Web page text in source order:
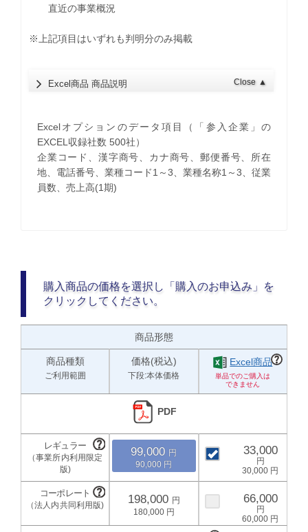
直近の事業概況
※上記項目はいずれも判明分のみ掲載
Excel商品 商品説明 Close ▲
Excelオプションのデータ項目（「参入企業」の
EXCEL収録社数 500社）
企業コード、漢字商号、カナ商号、郵便番号、所在
地、電話番号、業種コード1～3、業種名称1～3、従業
員数、売上高(1期)
購入商品の価格を選択し「購入のお申込み」を
クリックしてください。
商品形態
商品種類
ご利用範囲
価格(税込)
下段:本体価格
Excel商品
PDF
99,000
90,000
33,000
30,000
198,000
180,000
66,000
60,000